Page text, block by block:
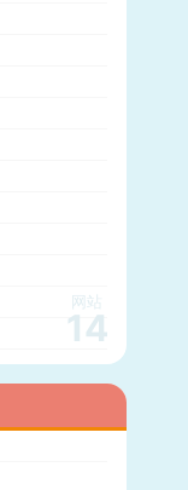
网站
14